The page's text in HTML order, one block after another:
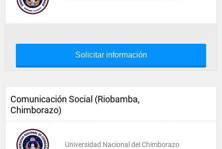
Solicitar información
Comunicación Social (Riobamba,
Chimborazo)
Universidad Nacional del Chimborazo